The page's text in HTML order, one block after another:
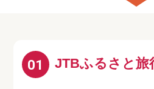
01 JTBふるさと旅